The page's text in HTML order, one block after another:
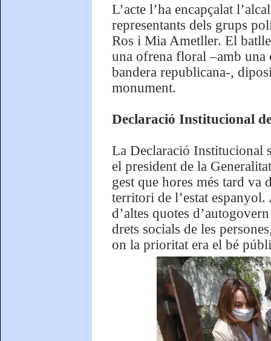
L’acte l’ha encapçalat
representants dels grups
Ros i Mia Ametller. El
una ofrena floral –amb
bandera republicana-,
monument.
Declaració Institucional
La Declaració Institucional
el president de la
gest que hores més tard va
territori de l’estat
d’altes quotes
drets socials de les
on la prioritat era el bé